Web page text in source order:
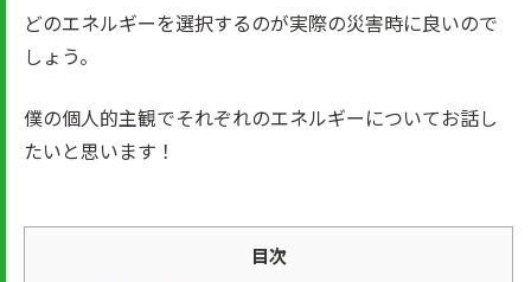
どのエネルギーを選択するのが実際の災害時に良いので
しょう。
僕の個人的主観でそれぞれのエネルギーについてお話し
たいと思います！
目次